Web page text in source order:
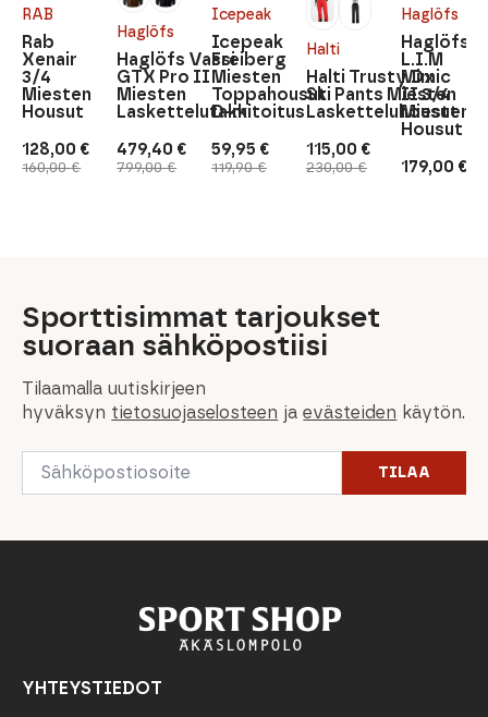
RAB
160,00€
Alkuperäinen
hinta
128,00 €
Nykyinen
hinta
Rab
Xenair
3/4
Miesten
Housut
Haglöfs
799,00€
Alkuperäinen
hinta
479,40 €
Nykyinen
hinta
Haglöfs Vassi
GTX Pro II
Miesten
Laskettelutakki
Icepeak
119,90€
Alkuperäinen
hinta
59,95 €
Nykyinen
hinta
Icepeak
Freiberg
Miesten
Toppahousut
D-mitoitus
Halti
230,00€
Alkuperäinen
hinta
115,00 €
Nykyinen
hinta
Halti Trusty Dx
Ski Pants Miesten
Lasketteluhousut
Haglöfs
179,00 €
Haglöfs
L.I.M
Mimic
II 3/4
Miesten
Housut
Sporttisimmat tarjoukset
suoraan sähköpostiisi
Tilaamalla uutiskirjeen
hyväksyn tietosuojaselosteen jaevästeiden käytön.
Email
TILAA
YHTEYSTIEDOT